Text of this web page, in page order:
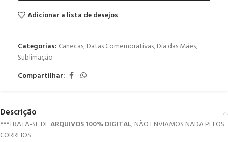
Adicionar a lista de desejos
Categorias: Canecas,Datas Comemorativas,Dia das Mães,
Sublimação
Compartilhar:
Descrição
***TRATA-SE DEARQUIVOS 100% DIGITAL, NÃO ENVIAMOS NADA PELOS
CORREIOS.